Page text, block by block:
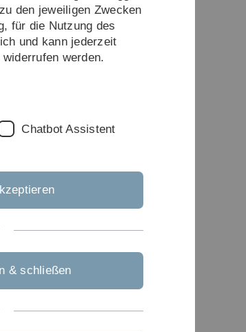
den jeweiligen Zwecken
für die Nutzung des
und kann jederzeit
werden.
Chatbot Assistent
& schließen